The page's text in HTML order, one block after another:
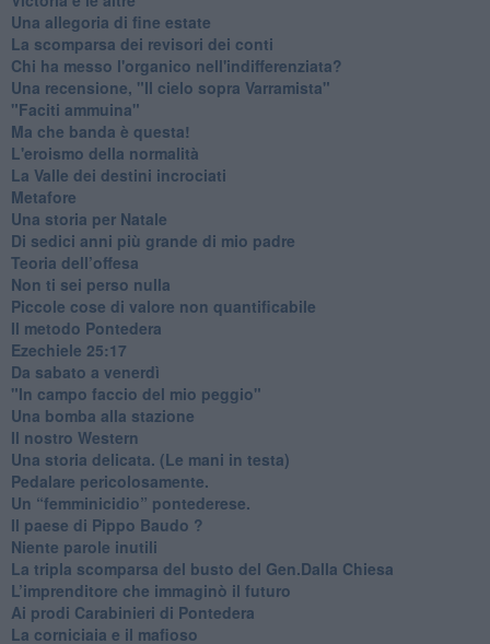
Una allegoria di fine estate
La scomparsa dei revisori dei conti
Chi ha messo l'organico nell'indifferenziata?
Una recensione, "Il cielo sopra Varramista"
​"Faciti ammuina"
Ma che banda è questa!
L'eroismo della normalità
​La Valle dei destini incrociati
Metafore
​Una storia per Natale
​Di sedici anni più grande di mio padre
Teoria dell’offesa
​Non ti sei perso nulla
​Piccole cose di valore non quantificabile
​Il metodo Pontedera
​Ezechiele 25:17
Da sabato a venerdì
"In campo faccio del mio peggio"
Una bomba alla stazione
Il nostro Western
Una storia delicata. (Le mani in testa)
Pedalare pericolosamente.
Un “femminicidio” pontederese.
Il paese di Pippo Baudo ?
Niente parole inutili
La tripla scomparsa del busto del Gen.Dalla Chiesa
​L’imprenditore che immaginò il futuro
Ai prodi Carabinieri di Pontedera
​La corniciaia e il mafioso